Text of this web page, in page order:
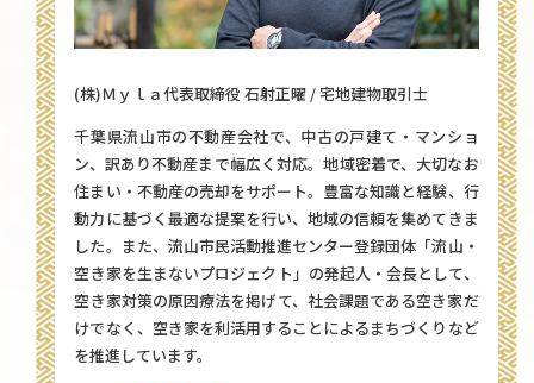
(株)Ｍｙｌａ代表取締役 石射正曜 / 宅地建物取引士
千葉県流山市の不動産会社で、中古の戸建て・マンショ
ン、訳あり不動産まで幅広く対応。地域密着で、大切なお
住まい・不動産の売却をサポート。豊富な知識と経験、行
動力に基づく最適な提案を行い、地域の信頼を集めてきま
した。また、流山市民活動推進センター登録団体「流山・
空き家を生まないプロジェクト」の発起人・会長として、
空き家対策の原因療法を掲げて、社会課題である空き家だ
けでなく、空き家を利活用することによるまちづくりなど
を推進しています。